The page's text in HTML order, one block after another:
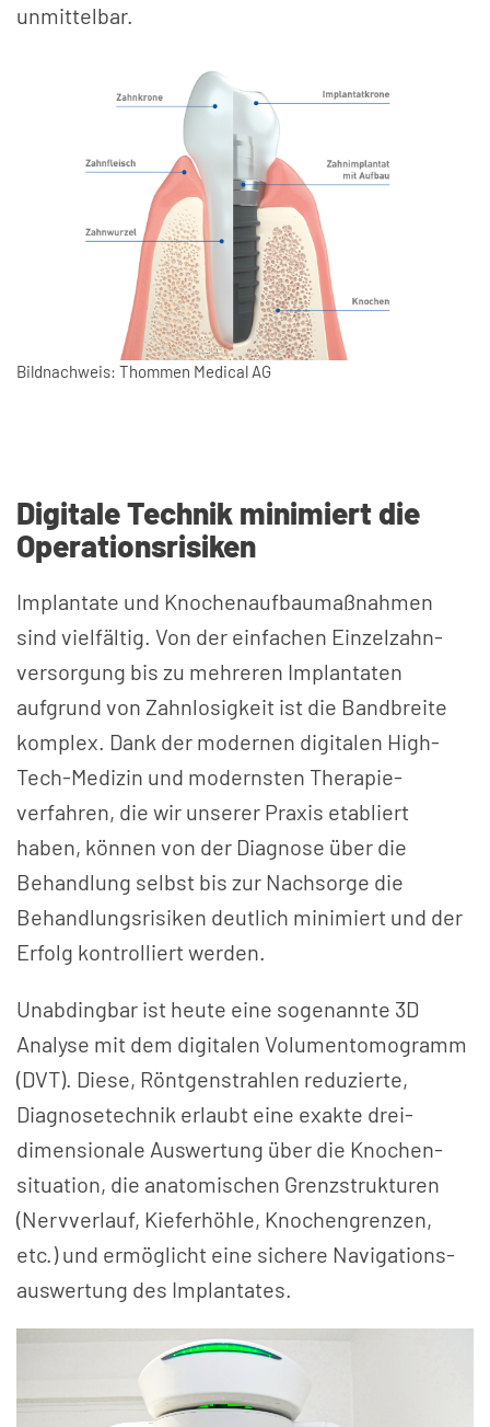
unmittelbar.
Bildnachweis: Thommen Medical AG
Digitale Technik minimiert die
Operationsrisiken
Implantate und Knochen­aufbau­maßnahmen
sind vielfältig. Von der einfachen Einzelzahn­
versorgung bis zu mehreren Implantaten
aufgrund von Zahn­losigkeit ist die Bandbreite
komplex. Dank der modernen digitalen High-
Tech-Medizin und modernsten Therapie­
verfahren, die wir unserer Praxis etabliert
haben, können von der Diagnose über die
Behandlung selbst bis zur Nachsorge die
Behandlungs­risiken deutlich minimiert und der
Erfolg kontrolliert werden.
Unabdingbar ist heute eine sogenannte 3D
Analyse mit dem digitalen Volumen­tomogramm
(DVT). Diese, Röntgenstrahlen reduzierte,
Diagnosetechnik erlaubt eine exakte drei­
dimensionale Auswertung über die Knochen­
situation, die anatomischen Grenzstrukturen
(Nervverlauf, Kieferhöhle, Knochengrenzen,
etc.) und ermöglicht eine sichere Navigations­
auswertung des Implantates.